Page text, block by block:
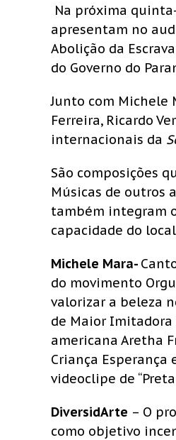
Na próxima
apresentam no
Abolição da
do Governo do
Junto com Michele
Ferreira, Ricardo
internacionais da
São composições
Músicas de outros
também integram
capacidade do
Michele Mara-
do movimento
valorizar a beleza
de Maior
americana Aretha
Criança Esperança
videoclipe de “Preta
DiversidArte – O
como objetivo